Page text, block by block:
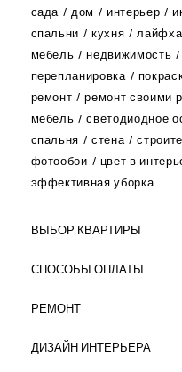
сада
дом интерьер
спальни
кухня
мебель
недвижимость
перепланировка
ремонт
ремонт своими
мебель
светодиодное
спальня
стена
фотообои
цвет в
эффективная уборка
ВЫБОР КВАРТИРЫ
СПОСОБЫ ОПЛАТЫ
РЕМОНТ
ДИЗАЙН ИНТЕРЬЕРА